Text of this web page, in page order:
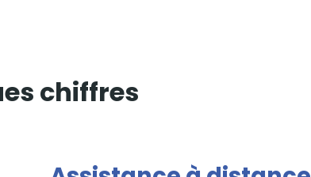
chiffres